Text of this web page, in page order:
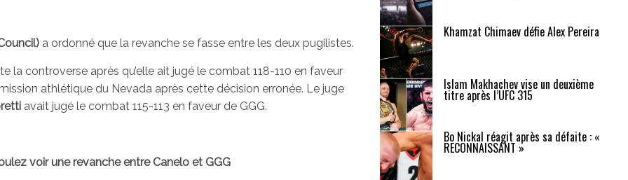
a ordonné que la revanche se fasse entre les deux pugilistes.
la controverse après qu’elle ait jugé le combat 118-110 en faveur
athlétique du Nevada après cette décision erronée. Le juge
avait jugé le combat 115-113 en faveur de GGG.
voir une revanche entre Canelo et GGG
Khamzat Chimaev défie Alex Pereira
Islam Makhachev vise un deuxième
titre après l’UFC 315
Bo Nickal réagit après sa défaite : «
RECONNAISSANT »